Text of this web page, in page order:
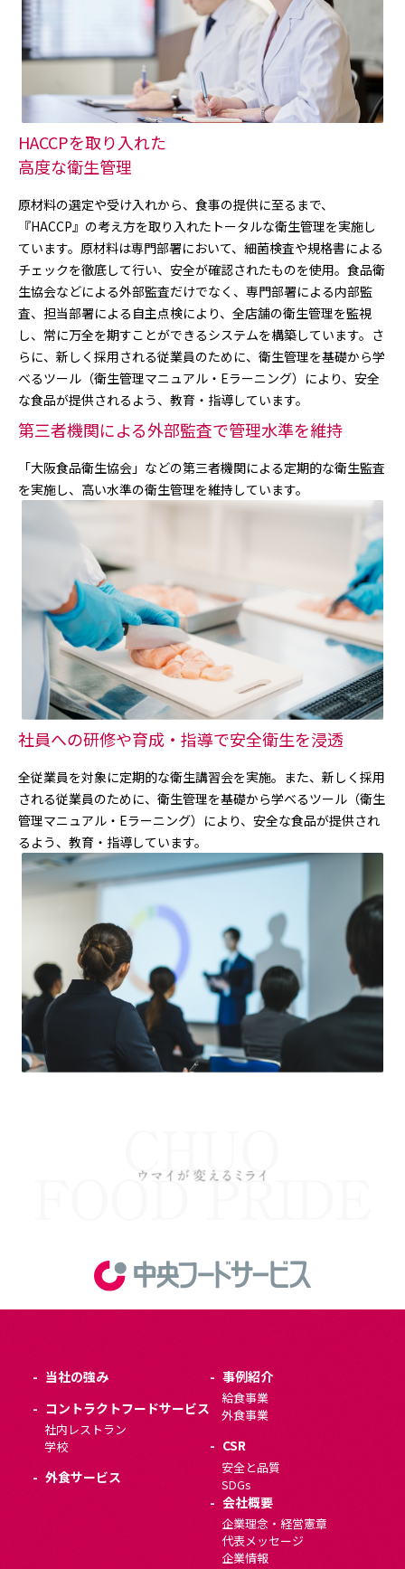
HACCPを取り入れた
高度な衛生管理
原材料の選定や受け入れから、食事の提供に至るまで、
『HACCP』の考え方を取り入れたトータルな衛生管理を実施し
ています。原材料は専門部署において、細菌検査や規格書による
チェックを徹底して行い、安全が確認されたものを使用。食品衛
生協会などによる外部監査だけでなく、専門部署による内部監
査、担当部署による自主点検により、全店舗の衛生管理を監視
し、常に万全を期すことができるシステムを構築しています。さ
らに、新しく採用される従業員のために、衛生管理を基礎から学
べるツール（衛生管理マニュアル・Eラーニング）により、安全
な食品が提供されるよう、教育・指導しています。
第三者機関による外部監査で管理水準を維持
「大阪食品衛生協会」などの第三者機関による定期的な衛生監査
を実施し、高い水準の衛生管理を維持しています。
社員への研修や育成・指導で安全衛生を浸透
全従業員を対象に定期的な衛生講習会を実施。また、新しく採用
される従業員のために、衛生管理を基礎から学べるツール（衛生
管理マニュアル・Eラーニング）により、安全な食品が提供され
るよう、教育・指導しています。
当社の強み
コントラクトフードサービス
社内レストラン
学校
外食サービス
事例紹介
給食事業
外食事業
CSR
安全と品質
SDGs
会社概要
企業理念・経営憲章
代表メッセージ
企業情報